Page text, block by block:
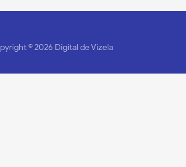
©2026 Digital de Vizela